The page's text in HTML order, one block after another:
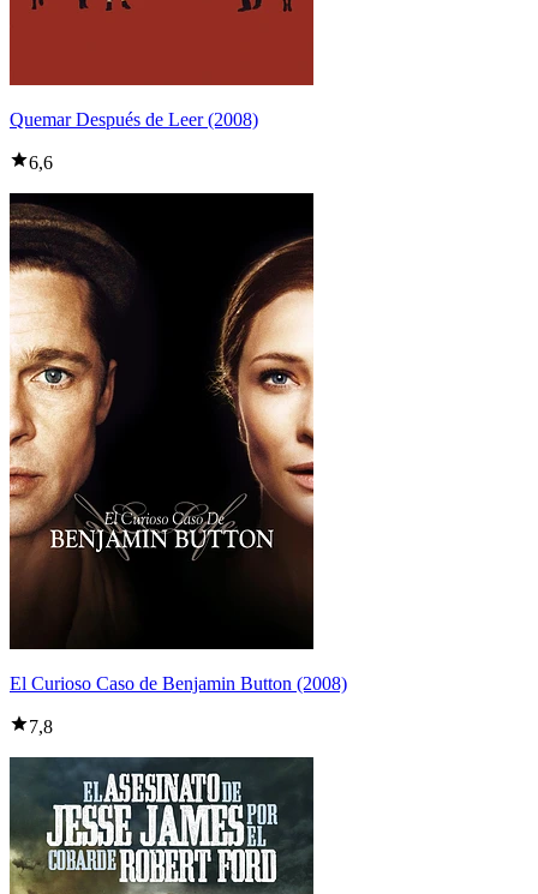
Quemar Después de Leer (2008)
6,6
El Curioso Caso de Benjamin Button (2008)
7,8